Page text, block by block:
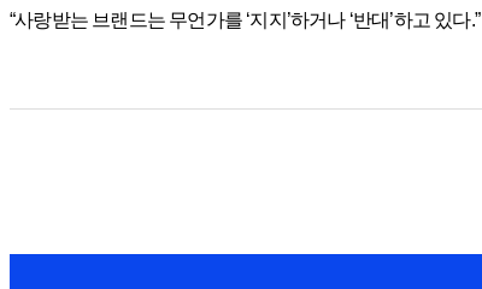
“사랑받는 브랜드는 무언가를 ‘지지’하거나 ‘반대’하고 있다.”